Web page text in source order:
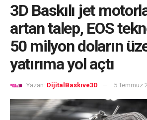
3D Baskılı jet
artan talep, EOS
50 milyon doların
yatırıma yol açtı
Yazan: DijitalBaskıve3D 5 Temmuz